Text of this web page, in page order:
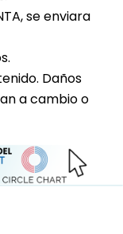
se enviara
Daños
a cambio o